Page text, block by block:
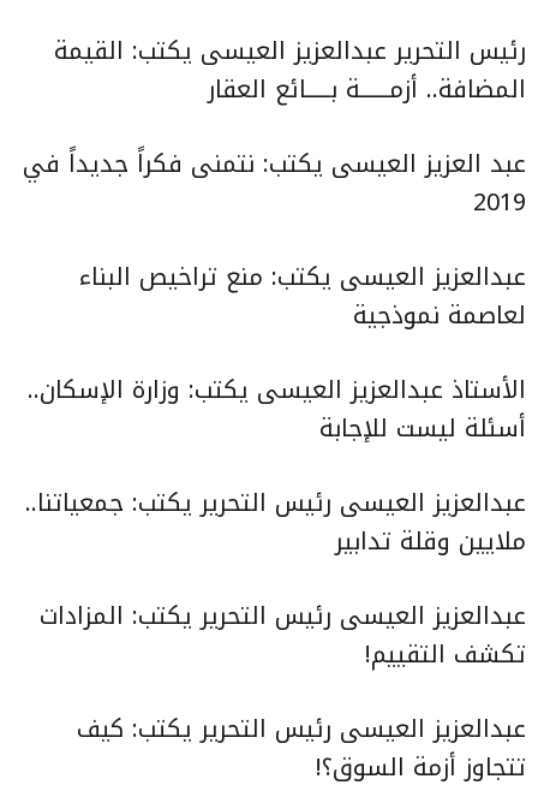
رئيس التحرير عبدالعزيز العيسى يكتب: القيمة
المضافة.. أزمــــــة بـــــائع العقار
عبد العزيز العيسى يكتب: نتمنى فكراً جديداً في
2019
عبدالعزيز العيسى يكتب: منع تراخيص البناء
لعاصمة نموذجية
الأستاذ عبدالعزيز العيسى يكتب: وزارة الإسكان..
أسئلة ليست للإجابة
عبدالعزيز العيسى رئيس التحرير يكتب: جمعياتنا..
ملايين وقلة تدابير
عبدالعزيز العيسى رئيس التحرير يكتب: المزادات
تكشف التقييم!
عبدالعزيز العيسى رئيس التحرير يكتب: كيف
تتجاوز أزمة السوق؟!